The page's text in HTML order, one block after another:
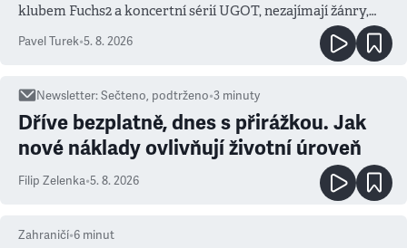
klubem Fuchs2 a koncertní sérií UGOT, nezajímají žánry,
Pavel Turek•5. 8. 2026
Newsletter:Sečteno, podtrženo•3 minuty
Dříve bezplatně, dnes s přirážkou. Jak
nové náklady ovlivňují životní úroveň
Filip Zelenka•5. 8. 2026
Zahraničí•6 minut